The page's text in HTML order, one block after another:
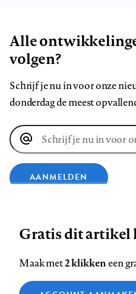
Alle
volgen?
Schrijf je nu in voor onze
donderdag de meest
E-
mailadres
AANMELDEN
op
op
op
ons
op
Zie onze cookie policy
Gratis dit artikel
Maak met2 klikkeneen